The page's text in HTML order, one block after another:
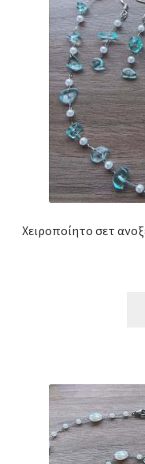
Χειροποίητο σετ